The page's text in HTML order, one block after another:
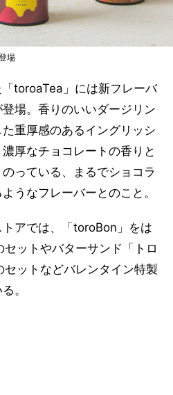
場
toroaTea」には新フレーバ
場。香りのいいダージリン
重厚感のあるイングリッシ
厚なチョコレートの香りと
っている、まるでショコラ
うなフレーバーとのこと。
アでは、「toroBon」をは
ットやバターサンド「トロ
ットなどバレンタイン特製
。